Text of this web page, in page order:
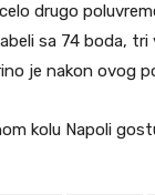
drugo
sa 74 boda, tri
je nakon ovog
kolu Napoli